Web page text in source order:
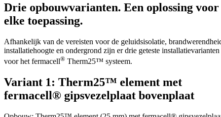
Drie opbouwvarianten. Een oplossing voor
elke toepassing.
Afhankelijk van de vereisten voor de geluidsisolatie,
installatiehoogte en ondergrond zijn er drie geteste installatievarianten
voor het fermacell® Therm25™ systeem.
Variant 1: Therm25™ element met
fermacell® gipsvezelplaat bovenplaat